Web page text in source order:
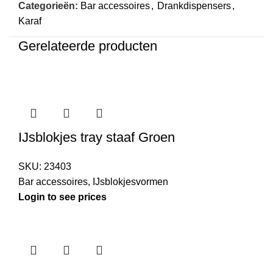
Categorieën: Bar accessoires, Drankdispensers,
Karaf
Gerelateerde producten
IJsblokjes tray staaf Groen
SKU: 23403
Bar accessoires, IJsblokjesvormen
Login to see prices